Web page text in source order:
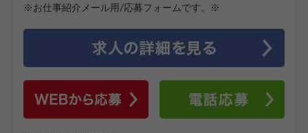
※お仕事紹介メール用/応募フォームです。※